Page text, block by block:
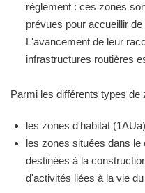
règlement : ces zones
prévues pour accueillir
L'avancement de leur
infrastructures routières
Parmi les différents types de
les zones d'habitat
les zones situées dans
destinées à la
d'activités liées à la vie